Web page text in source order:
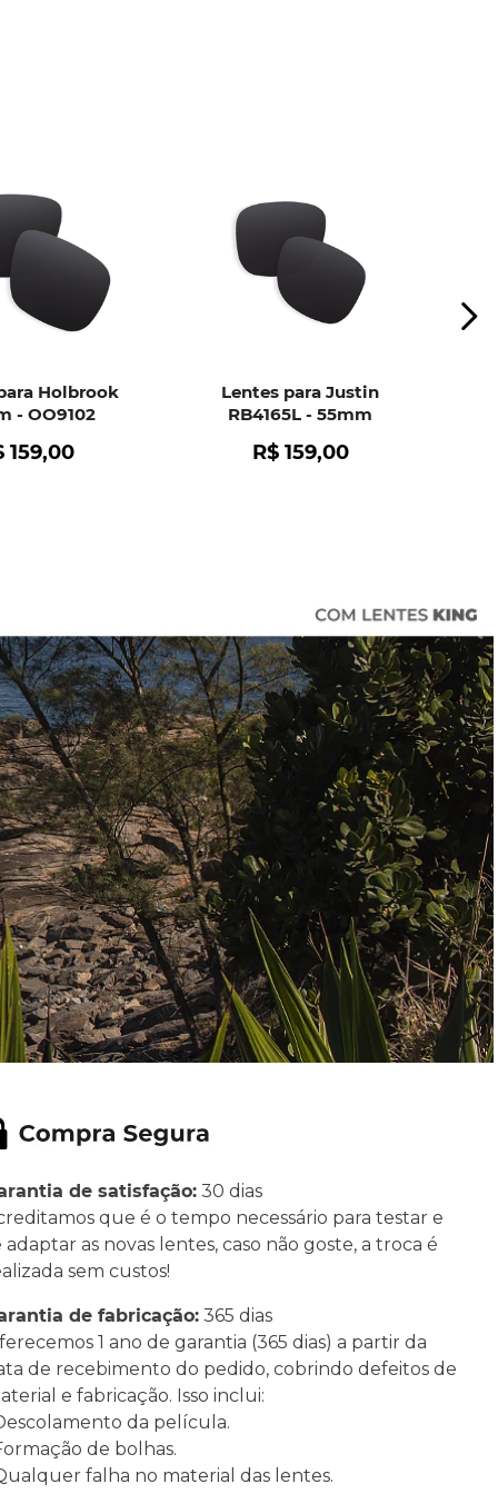
Holbrook
- OO9102
159,00
Lentes para Justin
RB4165L - 55mm
R$ 159,00
de satisfação:30 dias
que é o tempo necessário para testar e
adaptar as novas lentes, caso não goste, a troca é
sem custos!
de fabricação:365 dias
1 ano de garantia (365 dias) a partir da
de recebimento do pedido, cobrindo defeitos de
e fabricação. Isso inclui:
da película.
de bolhas.
falha no material das lentes.